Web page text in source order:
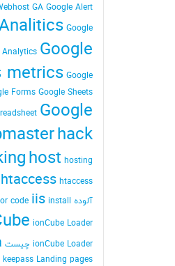
GA Google Alert
Google
Analytics Google
metrics Google
Forms Google Sheets
Google
hack
host hosting
htaccess htaccess چیست
آلوده
code iis install
ionCube Loader
ionCube Loader چیست
keepass Landing pages